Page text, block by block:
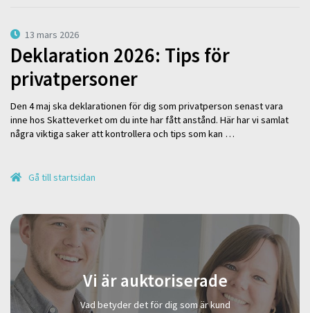
13 mars 2026
Deklaration 2026: Tips för
privatpersoner
Den 4 maj ska deklarationen för dig som privatperson senast vara
inne hos Skatteverket om du inte har fått anstånd. Här har vi samlat
några viktiga saker att kontrollera och tips som kan …
Gå till startsidan
Vi är auktoriserade
Vad betyder det för dig som är kund